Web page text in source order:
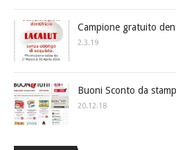
Campione gratuito
2.3.19
Buoni Sconto da
20.12.18